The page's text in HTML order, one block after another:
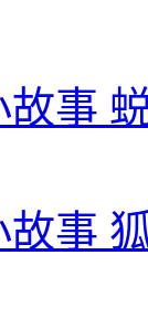
故事
故事